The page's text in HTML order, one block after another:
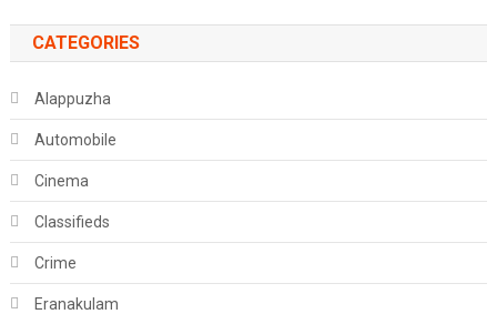
CATEGORIES
Alappuzha
Automobile
Cinema
Classifieds
Crime
Eranakulam